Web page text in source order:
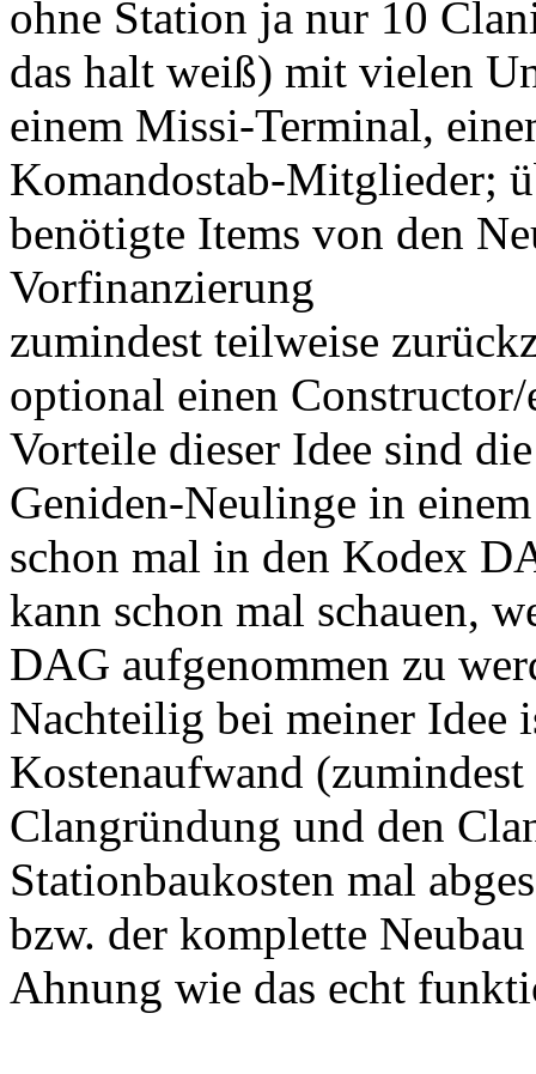
ohne Station ja nur 10
das halt weiß) mit vielen
einem Missi-Terminal,
Komandostab-Mitglieder;
benötigte Items von den
Vorfinanzierung
zumindest teilweise
optional einen
Vorteile dieser Idee sind
Geniden-Neulinge in
schon mal in den Kodex
kann schon mal schauen,
DAG aufgenommen zu
Nachteilig bei meiner Idee
Kostenaufwand
Clangründung und den
Stationbaukosten mal
bzw. der komplette
Ahnung wie das echt